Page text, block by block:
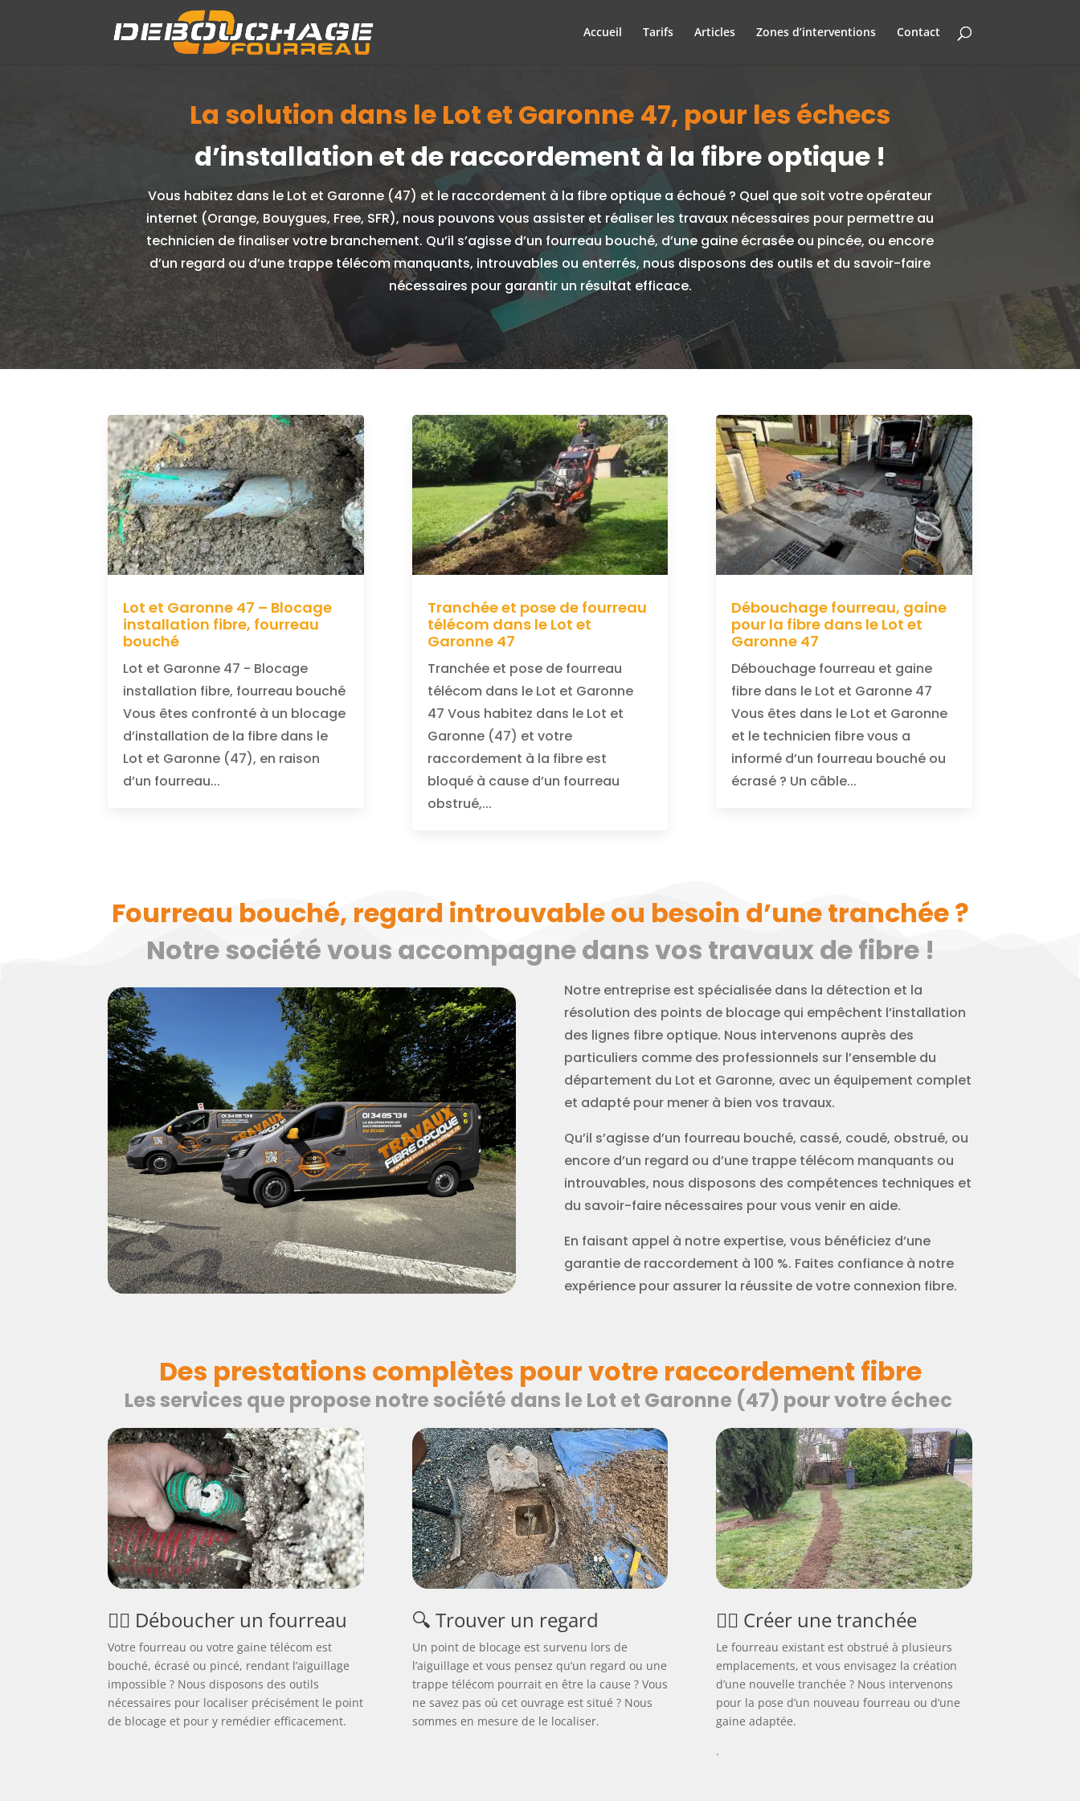
Accueil Tarifs Articles Zones d’interventions Contact
La solution dans le Lot et Garonne 47, pour les échecs
d’installation et de raccordement à la fibre optique !
Vous habitez dans le Lot et Garonne (47) et le raccordement à la fibre optique a échoué ? Quel que soit votre opérateur
internet (Orange, Bouygues, Free, SFR), nous pouvons vous assister et réaliser les travaux nécessaires pour permettre au
technicien de finaliser votre branchement. Qu’il s’agisse d’un fourreau bouché, d’une gaine écrasée ou pincée, ou encore
d’un regard ou d’une trappe télécom manquants, introuvables ou enterrés, nous disposons des outils et du savoir-faire
nécessaires pour garantir un résultat efficace.
Lot et Garonne 47 – Blocage
installation fibre, fourreau
bouché
Lot et Garonne 47 - Blocage
installation fibre, fourreau bouché
Vous êtes confronté à un blocage
d’installation de la fibre dans le
Lot et Garonne (47), en raison
d’un fourreau...
Tranchée et pose de fourreau
télécom dans le Lot et
Garonne 47
Tranchée et pose de fourreau
télécom dans le Lot et Garonne
47 Vous habitez dans le Lot et
Garonne (47) et votre
raccordement à la fibre est
bloqué à cause d’un fourreau
obstrué,...
Débouchage fourreau, gaine
pour la fibre dans le Lot et
Garonne 47
Débouchage fourreau et gaine
fibre dans le Lot et Garonne 47
Vous êtes dans le Lot et Garonne
et le technicien fibre vous a
informé d’un fourreau bouché ou
écrasé ? Un câble...
Fourreau bouché, regard introuvable ou besoin d’une tranchée ?
Notre société vous accompagne dans vos travaux de fibre !
Notre entreprise est spécialisée dans la détection et la
résolution des points de blocage qui empêchent l’installation
des lignes fibre optique. Nous intervenons auprès des
particuliers comme des professionnels sur l’ensemble du
département du Lot et Garonne, avec un équipement complet
et adapté pour mener à bien vos travaux.
Qu’il s’agisse d’un fourreau bouché, cassé, coudé, obstrué, ou
encore d’un regard ou d’une trappe télécom manquants ou
introuvables, nous disposons des compétences techniques et
du savoir-faire nécessaires pour vous venir en aide.
En faisant appel à notre expertise, vous bénéficiez d’une
garantie de raccordement à 100 %. Faites confiance à notre
expérience pour assurer la réussite de votre connexion fibre.
Des prestations complètes pour votre raccordement fibre
Les services que propose notre société dans le Lot et Garonne (47) pour votre échec
🕵️‍♂️ Déboucher un fourreau
Votre fourreau ou votre gaine télécom est
bouché, écrasé ou pincé, rendant l’aiguillage
impossible ? Nous disposons des outils
nécessaires pour localiser précisément le point
de blocage et pour y remédier efficacement.
🔍 Trouver un regard
Un point de blocage est survenu lors de
l’aiguillage et vous pensez qu’un regard ou une
trappe télécom pourrait en être la cause ? Vous
ne savez pas où cet ouvrage est situé ? Nous
sommes en mesure de le localiser.
👷‍♂️ Créer une tranchée
Le fourreau existant est obstrué à plusieurs
emplacements, et vous envisagez la création
d’une nouvelle tranchée ? Nous intervenons
pour la pose d’un nouveau fourreau ou d’une
gaine adaptée.
.